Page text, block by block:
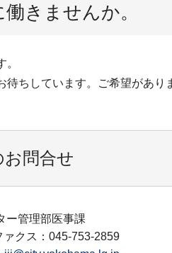
きませんか。
待ちしています。ご希望があり
問合せ
ー管理部医事課
ァクス：045-753-2859